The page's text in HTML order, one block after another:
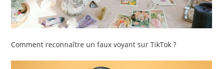
Comment reconnaître un faux voyant sur TikTok ?